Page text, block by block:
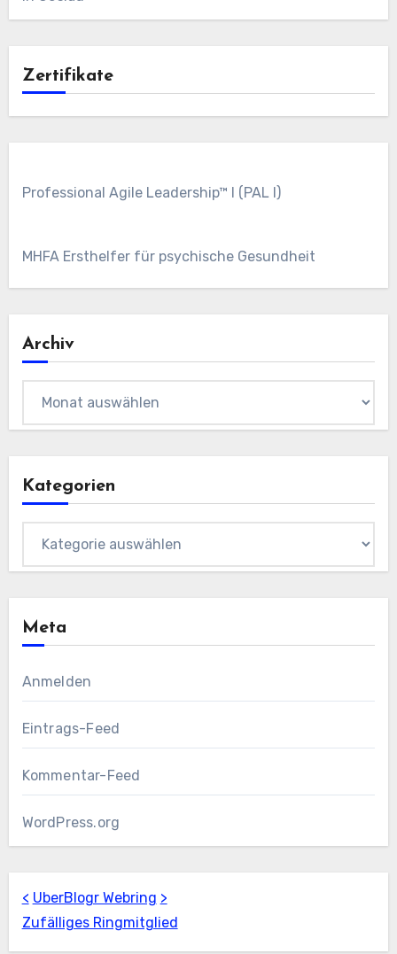
Zertifikate
Professional Agile Leadership™ I (PAL I)
MHFA Ersthelfer für psychische Gesundheit
Archiv
Kategorien
Meta
Anmelden
Eintrags-Feed
Kommentar-Feed
WordPress.org
< UberBlogr Webring >
Zufälliges Ringmitglied